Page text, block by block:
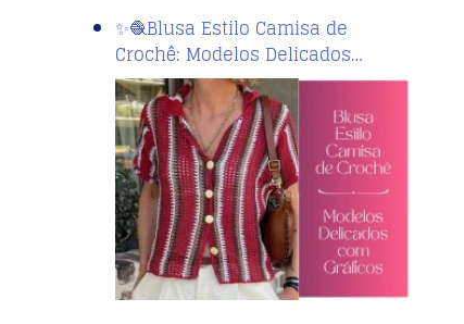
✨🧶Blusa Estilo Camisa de
Crochê: Modelos Delicados…